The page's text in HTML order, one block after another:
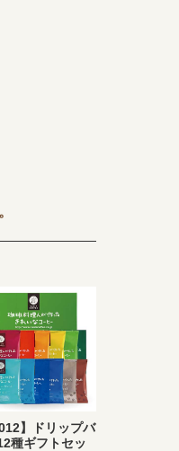
012】ドリップバ
種ギフトセッ